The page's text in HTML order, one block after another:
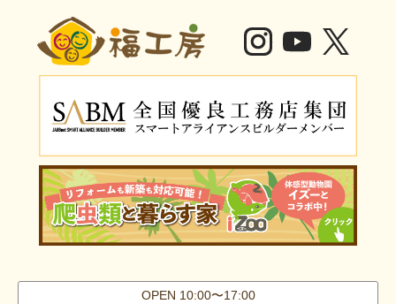
OPEN 10:00〜17:00